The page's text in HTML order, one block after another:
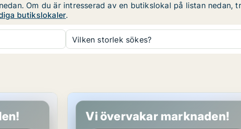
Om du är intresserad av en butikslokal på listan
butikslokaler.
Vilken storlek sökes?
Butikslokal i Askim-Frölunda-Högsbo
Vi övervakar marknaden!